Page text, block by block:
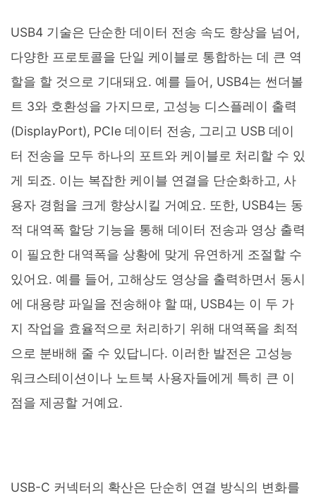
USB4 기술은 단순한 데이터 전송 속도 향상을 넘어,
다양한 프로토콜을 단일 케이블로 통합하는 데 큰 역
할을 할 것으로 기대돼요. 예를 들어, USB4는 썬더볼
트 3와 호환성을 가지므로, 고성능 디스플레이 출력
(DisplayPort), PCIe 데이터 전송, 그리고 USB 데이
터 전송을 모두 하나의 포트와 케이블로 처리할 수 있
게 되죠. 이는 복잡한 케이블 연결을 단순화하고, 사
용자 경험을 크게 향상시킬 거예요. 또한, USB4는 동
적 대역폭 할당 기능을 통해 데이터 전송과 영상 출력
이 필요한 대역폭을 상황에 맞게 유연하게 조절할 수
있어요. 예를 들어, 고해상도 영상을 출력하면서 동시
에 대용량 파일을 전송해야 할 때, USB4는 이 두 가
지 작업을 효율적으로 처리하기 위해 대역폭을 최적
으로 분배해 줄 수 있답니다. 이러한 발전은 고성능
워크스테이션이나 노트북 사용자들에게 특히 큰 이
점을 제공할 거예요.
USB-C 커넥터의 확산은 단순히 연결 방식의 변화를